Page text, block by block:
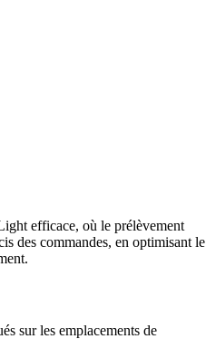
efficace, où le prélèvement
des commandes, en optimisant le
sur les emplacements de